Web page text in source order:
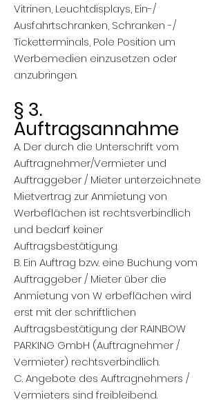
Vitrinen, Leuchtdisplays, Ein-/
Ausfahrtschranken, Schranken -/
Ticketterminals, Pole Position um
Werbemedien einzusetzen oder
anzubringen.
§ 3.
Auftragsannahme
A. Der durch die Unterschrift vom
Auftragnehmer/Vermieter und
Auftraggeber / Mieter unterzeichnete
Mietvertrag zur Anmietung von
Werbeflächen ist rechtsverbindlich
und bedarf keiner
Auftragsbestätigung.
B. Ein Auftrag bzw. eine Buchung vom
Auftraggeber / Mieter über die
Anmietung von W erbeflächen wird
erst mit der schriftlichen
Auftragsbestätigung der RAINBOW
PARKING GmbH (Auftragnehmer /
Vermieter) rechtsverbindlich.
C. Angebote des Auftragnehmers /
Vermieters sind freibleibend.